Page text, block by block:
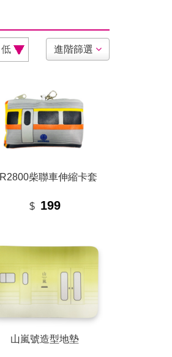
進階篩選
柴聯車伸縮卡套
$ 199
山嵐號造型地墊